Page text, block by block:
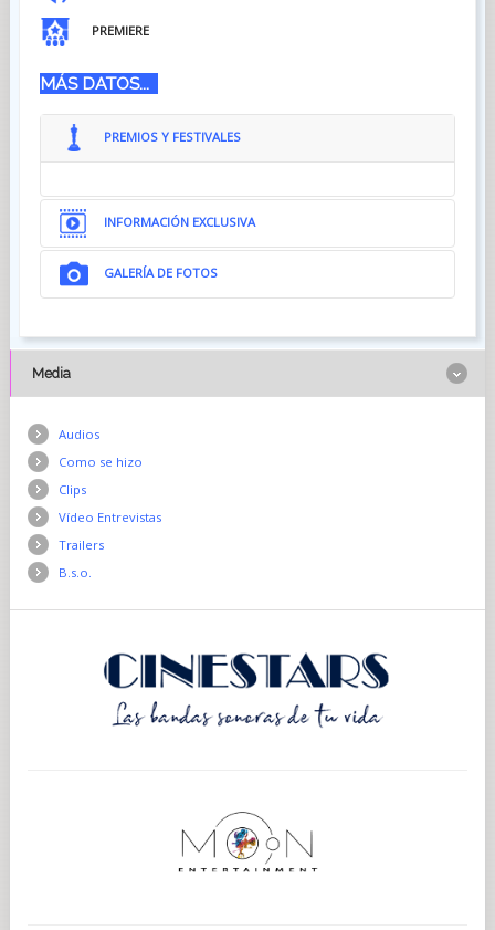
PREMIERE
MÁS DATOS...
PREMIOS Y FESTIVALES
INFORMACIÓN EXCLUSIVA
GALERÍA DE FOTOS
Media
Audios
Como se hizo
Clips
Vídeo Entrevistas
Trailers
B.s.o.